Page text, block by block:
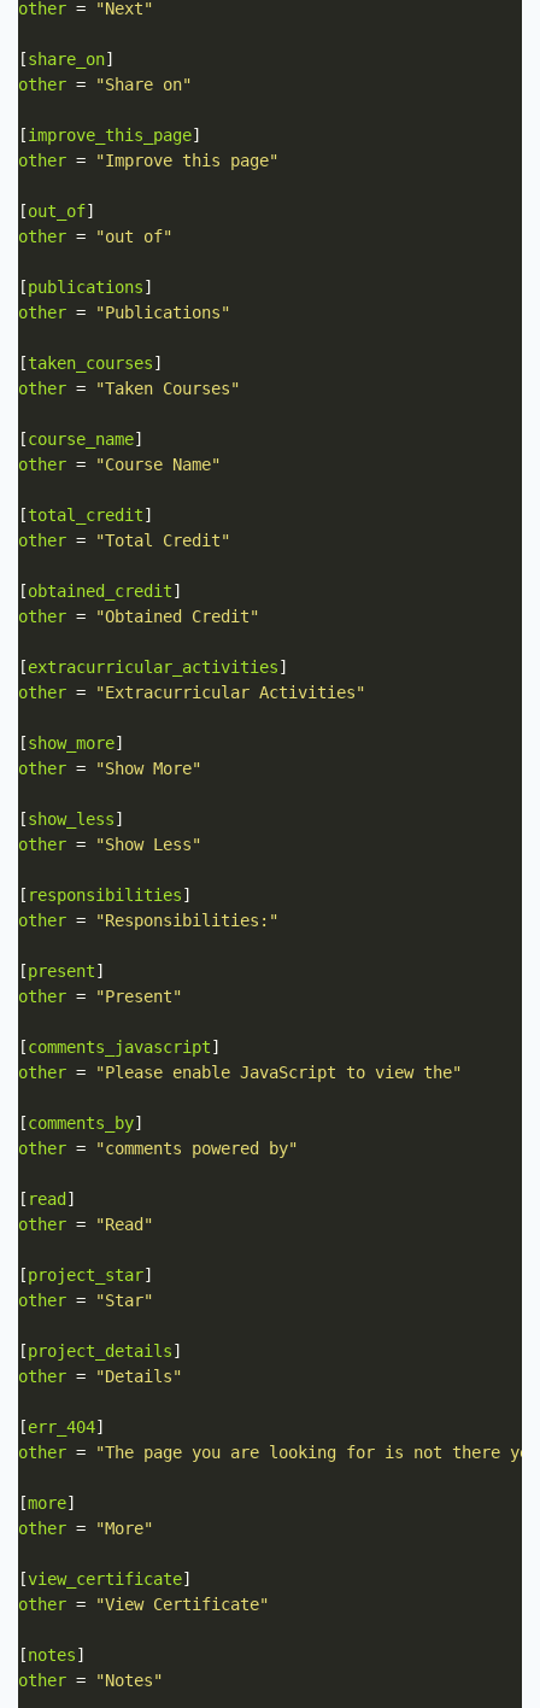
other = "Next"
[share_on
other = "Share on"
[improve_this_page
other = "Improve this page"
[out_of
other = "out of"
[publications
other = "Publications"
[taken_courses
other = "Taken Courses"
[course_name
other = "Course Name"
[total_credit
other = "Total Credit"
[obtained_credit
other = "Obtained Credit"
[extracurricular_activities
other = "Extracurricular Activities"
[show_more
other = "Show More"
[show_less
other = "Show Less"
[ responsibilities
other = "Responsibilities:"
[present
other = "Present"
[comments_javascript
other = "Please enable JavaScript to view the"
[comments_by
other = "comments powered by"
[ read
other = "Read"
[project_star
other = "Star"
[project_details
other = "Details"
[err_404
other = "The page you are looking for is not there
[more
other = "More"
[view_certificate
other = "View Certificate"
[notes
other = "Notes"